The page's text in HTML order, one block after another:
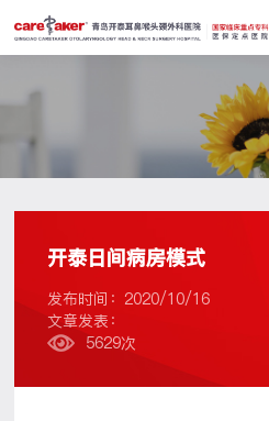
开泰日间病房模式
发布时间：2020/10/16
文章发表：
5629次